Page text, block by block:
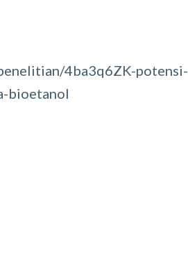
4ba3q6ZK-potensi-
bioetanol